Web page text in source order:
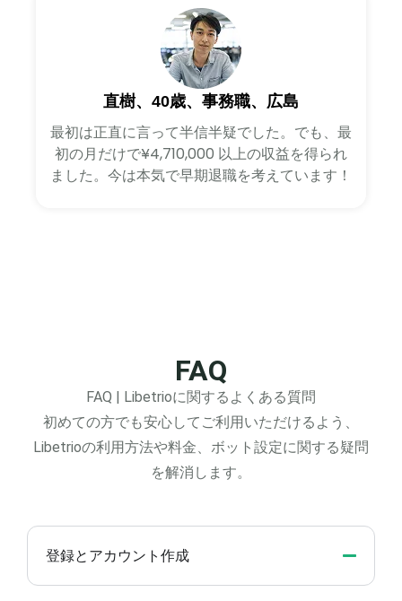
直樹、40歳、事務職、広島
最初は正直に言って半信半疑でした。でも、最
初の月だけで¥4,710,000 以上の収益を得られ
ました。今は本気で早期退職を考えています！
FAQ
FAQ | Libetrioに関するよくある質問
初めての方でも安心してご利用いただけるよう、
Libetrioの利用方法や料金、ボット設定に関する疑問
を解消します。
登録とアカウント作成